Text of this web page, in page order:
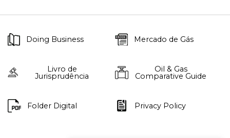
Doing Business Mercado de Gás
Livro de
Jurisprudência
Oil & Gas
Comparative Guide
Folder Digital Privacy Policy